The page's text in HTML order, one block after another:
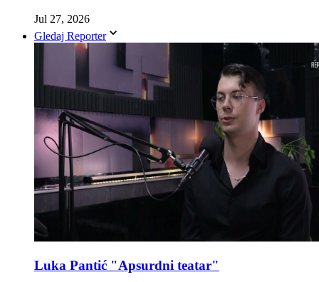
Jul 27, 2026
Gledaj Reporter
Luka Pantić "Apsurdni teatar"